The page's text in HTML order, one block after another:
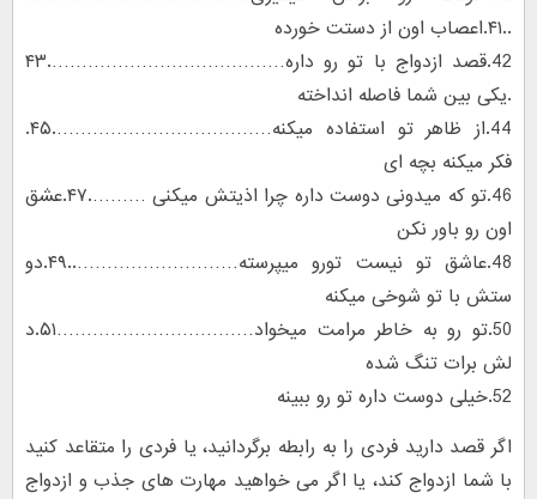
..۴۱.اعصاب اون از دستت خورده
42.قصد ازدواج با تو رو داره………………………………….۴۳
.یکی بین شما فاصله انداخته
44.از ظاهر تو استفاده میکنه……………………………….۴۵.
فکر میکنه بچه ای
46.تو که میدونی دوست داره چرا اذیتش میکنی ……….۴۷.عشق
اون رو باور نکن
48.عاشق تو نیست تورو میپرسته………………………..۴۹.دو
ستش با تو شوخی میکنه
50.تو رو به خاطر مرامت میخواد……………………………۵۱.د
لش برات تنگ شده
52.خیلی دوست داره تو رو ببینه
اگر قصد دارید فردی را به رابطه برگردانید، یا فردی را متقاعد کنید
با شما ازدواج کند، یا اگر می خواهید مهارت های جذب و ازدواج